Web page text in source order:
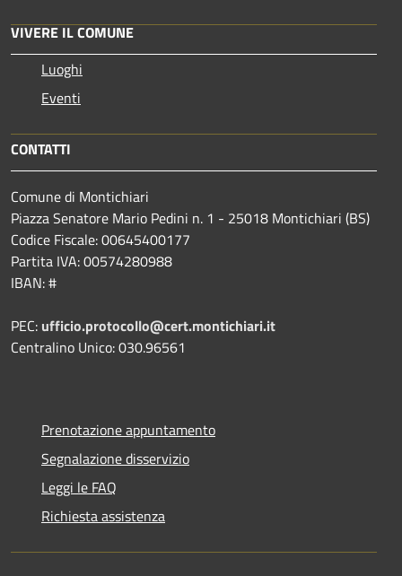
VIVERE IL COMUNE
Luoghi
Eventi
CONTATTI
Comune di Montichiari
Piazza Senatore Mario Pedini n. 1 - 25018 Montichiari (BS)
Codice Fiscale: 00645400177
Partita IVA: 00574280988
IBAN: #
PEC: ufficio.protocollo@cert.montichiari.it
Centralino Unico: 030.96561
Prenotazione appuntamento
Segnalazione disservizio
Leggi le FAQ
Richiesta assistenza